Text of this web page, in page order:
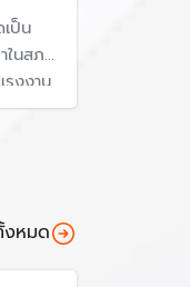
ป็น
นสภา
งงาน
ม
หมด